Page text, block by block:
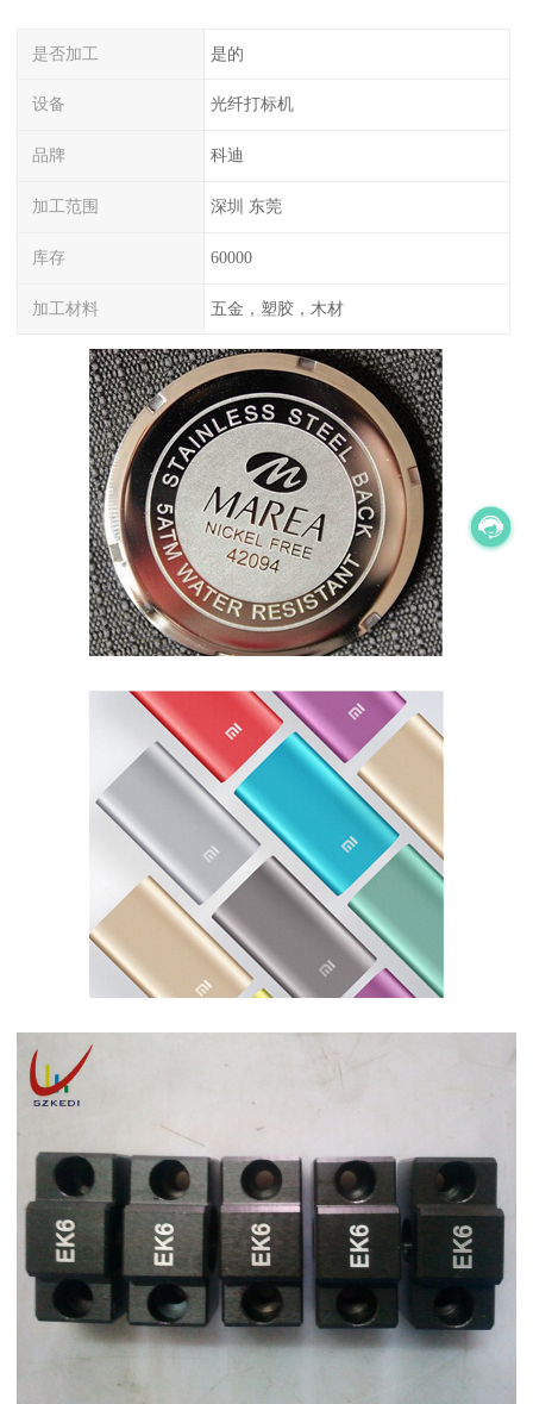
是否加工 是的
设备 光纤打标机
品牌 科迪
加工范围 深圳 东莞
库存 60000
加工材料 五金，塑胶，木材